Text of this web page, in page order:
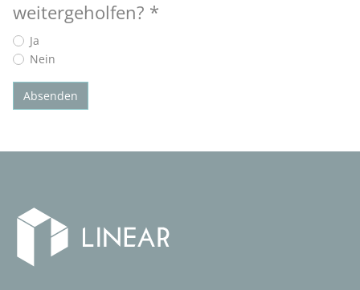
weitergeholfen? *
Ja
Nein
Absenden